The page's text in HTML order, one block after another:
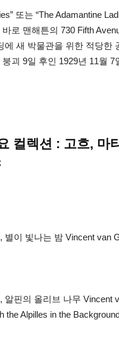
또는 “The Adamantine
로 맨해튼의 730 Fifth
에 새 박물관을 위한 적당한
괴 9일 후인 1929년 11월 7
컬렉션 : 고흐, 마
별이 빛나는 밤 Vincent van
알핀의 올리브 나무 Vincent
the Alpilles in the